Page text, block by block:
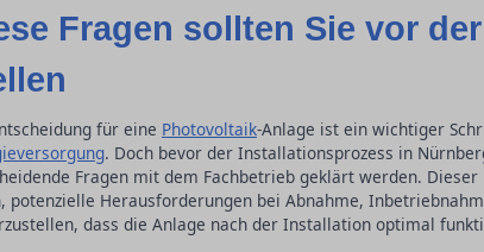
Fragen sollten Sie vor
für eine Photovoltaik-Anlage ist ein wichtiger
. Doch bevor der Installationsprozess in
Fragen mit dem Fachbetrieb geklärt werden.
potenzielle Herausforderungen bei Abnahme,
dass die Anlage nach der Installation optimal